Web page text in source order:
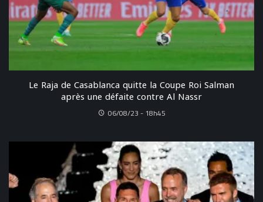
Le Raja de Casablanca quitte la Coupe Roi Salman
après une défaite contre Al Nassr
06/08/23 - 18h45